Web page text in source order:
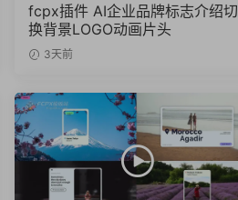
fcpx插件 AI企业品牌标志介绍切
换背景LOGO动画片头
3天前